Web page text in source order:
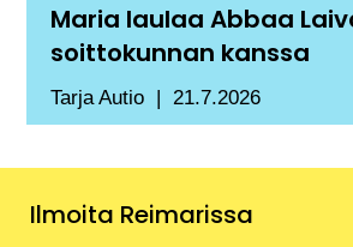
Maria laulaa Abbaa
soittokunnan kanssa
Tarja Autio 21.7.2026
Ilmoita Reimarissa